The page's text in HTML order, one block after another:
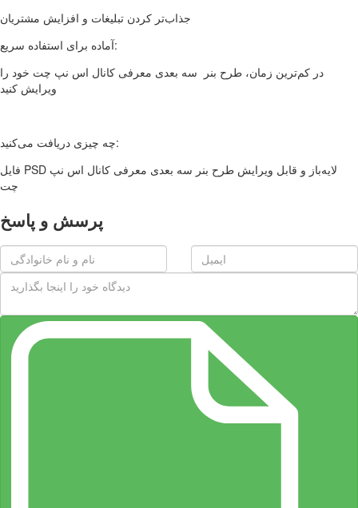
آماده برای استفاده سریع:
در کم‌ترین زمان، طرح بنر سه بعدی معرفی کانال اس نپ چت خود را
چه چیزی دریافت می‌کنید:
فایل PSD لایه‌باز و قابل ویرایش طرح بنر سه بعدی معرفی کانال اس نپ
چت
پرسش و پاسخ